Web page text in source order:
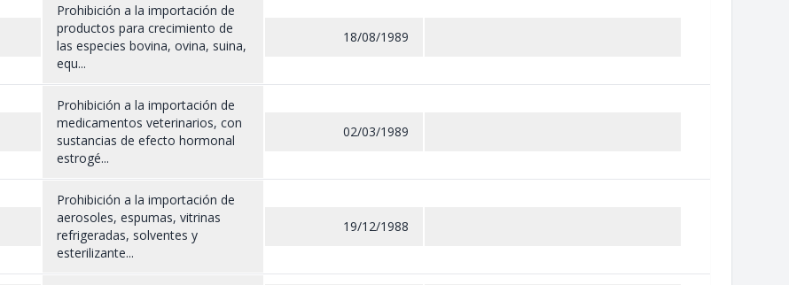
Prohibición a la importación de
productos para crecimiento de
las especies bovina, ovina, suina,
equ...
18/08/1989
Prohibición a la importación de
medicamentos veterinarios, con
sustancias de efecto hormonal
estrogé...
02/03/1989
Prohibición a la importación de
aerosoles, espumas, vitrinas
refrigeradas, solventes y
esterilizante...
19/12/1988